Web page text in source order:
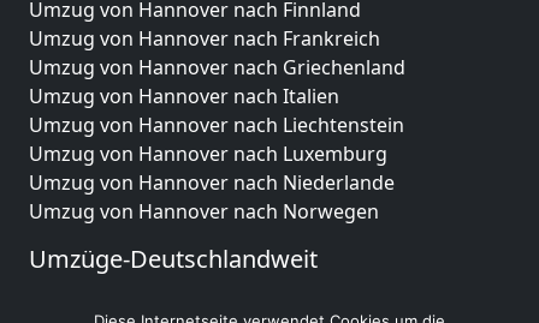
Umzug von Hannover nach Finnland
Umzug von Hannover nach Frankreich
Umzug von Hannover nach Griechenland
Umzug von Hannover nach Italien
Umzug von Hannover nach Liechtenstein
Umzug von Hannover nach Luxemburg
Umzug von Hannover nach Niederlande
Umzug von Hannover nach Norwegen
Umzüge-Deutschlandweit